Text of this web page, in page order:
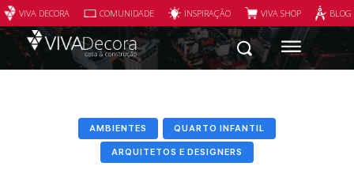
VIVA DECORA COMUNIDADE INSPIRAÇÃO VIVA SHOP
AMBIENTES QUARTO INFANTIL
ARQUITETOS E DESIGNERS